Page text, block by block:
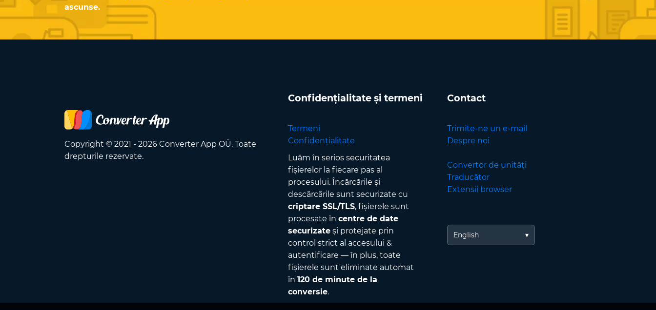
ascunse.
Copyright © 2021 - 2026 Converter App OÜ. Toate
drepturile rezervate.
Confidențialitate și termeni
Termeni
Confidențialitate
Luăm în serios securitatea
fișierelor la fiecare pas al
procesului. Încărcările și
descărcările sunt securizate cu
criptare SSL/TLS, fișierele sunt
procesate în centre de date
securizateși protejate prin
control strict al accesului &
autentificare — în plus, toate
fișierele sunt eliminate automat
în 120 de minute de la
conversie.
Contact
Trimite-ne un e-mail
Despre noi
Convertor de unități
Traducător
Extensii browser
English